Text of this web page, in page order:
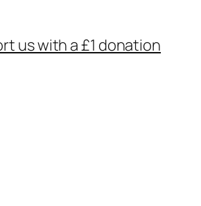
us with a £1 donation